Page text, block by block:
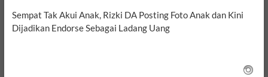
Sempat Tak Akui Anak, Rizki DA Posting Foto Anak dan Kini
Dijadikan Endorse Sebagai Ladang Uang